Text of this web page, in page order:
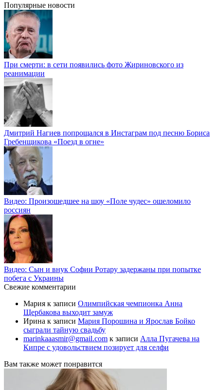
Популярные новости
При смерти: в сети появились фото Жириновского из
реанимации
Дмитрий Нагиев попрощался в Инстаграм под песню Бориса
Гребенщикова «Поезд в огне»
Видео: Произошедшее на шоу «Поле чудес» ошеломило
россиян
Видео: Сын и внук Софии Ротару задержаны при попытке
побега с Украины
Свежие комментарии
Мария к записи Олимпийская чемпионка Анна
Щербакова выходит замуж
Ирина к записи Мария Порошина и Ярослав Бойко
сыграли тайную свадьбу
marinkaaasmir@gmail.com к записи Алла Пугачева на
Кипре с удовольствием позирует для селфи
Вам также может понравится